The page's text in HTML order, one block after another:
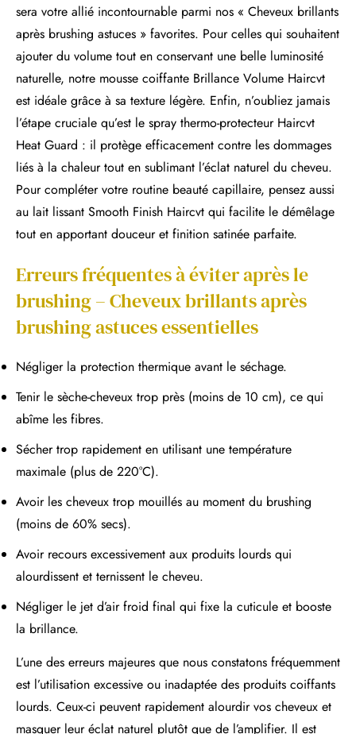
sera votre allié incontournable parmi nos « Cheveux brillants
après brushing astuces » favorites. Pour celles qui souhaitent
ajouter du volume tout en conservant une belle luminosité
naturelle, notre mousse coiffante Brillance Volume Haircvt
est idéale grâce à sa texture légère. Enfin, n’oubliez jamais
l’étape cruciale qu’est le spray thermo-protecteur Haircvt
Heat Guard : il protège efficacement contre les dommages
liés à la chaleur tout en sublimant l’éclat naturel du cheveu.
Pour compléter votre routine beauté capillaire, pensez aussi
au lait lissant Smooth Finish Haircvt qui facilite le démêlage
tout en apportant douceur et finition satinée parfaite.
Erreurs fréquentes à éviter après le
brushing – Cheveux brillants après
brushing astuces essentielles
Négliger la protection thermique avant le séchage.
Tenir le sèche-cheveux trop près (moins de 10 cm), ce qui
abîme les fibres.
Sécher trop rapidement en utilisant une température
maximale (plus de 220°C).
Avoir les cheveux trop mouillés au moment du brushing
(moins de 60% secs).
Avoir recours excessivement aux produits lourds qui
alourdissent et ternissent le cheveu.
Négliger le jet d’air froid final qui fixe la cuticule et booste
la brillance.
L’une des erreurs majeures que nous constatons fréquemment
est l’utilisation excessive ou inadaptée des produits coiffants
lourds. Ceux-ci peuvent rapidement alourdir vos cheveux et
masquer leur éclat naturel plutôt que de l’amplifier. Il est